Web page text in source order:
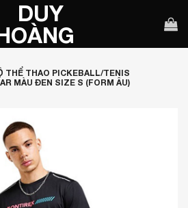
THỂ THAO PICKEBALL/TENIS
MÀU ĐEN SIZE S (FORM ÂU)